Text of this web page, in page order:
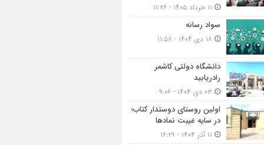
سواد رسانه
دانشگاه دولتی کاشمر‌
رادریابید
اولین روستای دوستدار کتاب؛
در سایه غیبت نمادها